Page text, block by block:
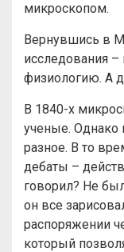
микроскопом.
Вернувшись в
исследования
физиологию. А
В 1840-х
ученые. Однако
разное. В то
дебаты –
говорил? Не
он все
распоряжении
который